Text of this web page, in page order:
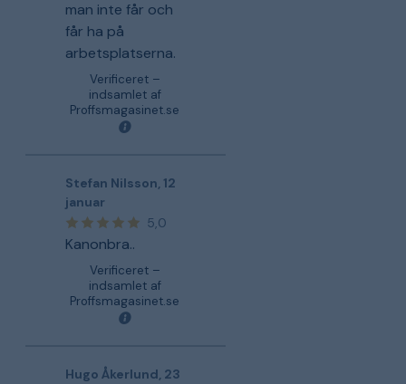
man inte får och
får ha på
arbetsplatserna.
Verificeret –
indsamlet af
Proffsmagasinet.se
Stefan Nilsson, 12
januar
5,0
Kanonbra..
Verificeret –
indsamlet af
Proffsmagasinet.se
Hugo Åkerlund, 23